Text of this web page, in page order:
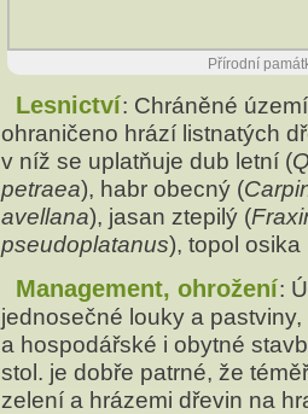
Přírodní
Lesnictví: Chráněné
ohraničeno hrází listnatých
v níž se uplatňuje dub letní (
petraea), habr obecný (
avellana), jasan ztepilý (
pseudoplatanus), topol osika
Management, ohrožení:
jednosečné louky a
a hospodářské i obytné
stol. je dobře patrné, že
zelení a hrázemi dřevin na